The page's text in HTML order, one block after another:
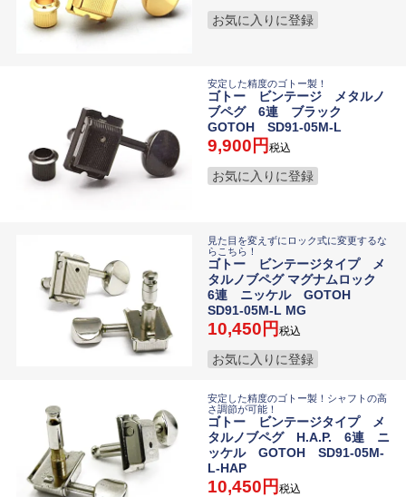
お気に入りに登録
安定した精度のゴトー製！
ゴトー ビンテージ メタルノ
ブペグ 6連 ブラック
GOTOH SD91-05M-L
9,900 税込
お気に入りに登録
見た目を変えずにロック式に変更するな
らこちら！
ゴトー ビンテージタイプ メ
タルノブペグ マグナムロック
6連 ニッケル GOTOH
SD91-05M-L MG
10,450 税込
お気に入りに登録
安定した精度のゴトー製！シャフトの高
さ調節が可能！
ゴトー ビンテージタイプ メ
タルノブペグ H.A.P. 6連 ニ
ッケル GOTOH SD91-05M-
L-HAP
10,450 税込